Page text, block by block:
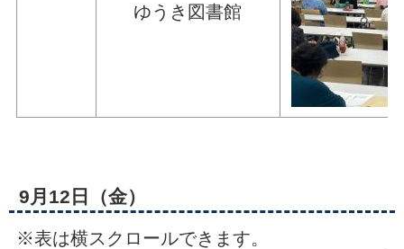
ゆうき図書館
9月12日（金）
※表は横スクロールできます。